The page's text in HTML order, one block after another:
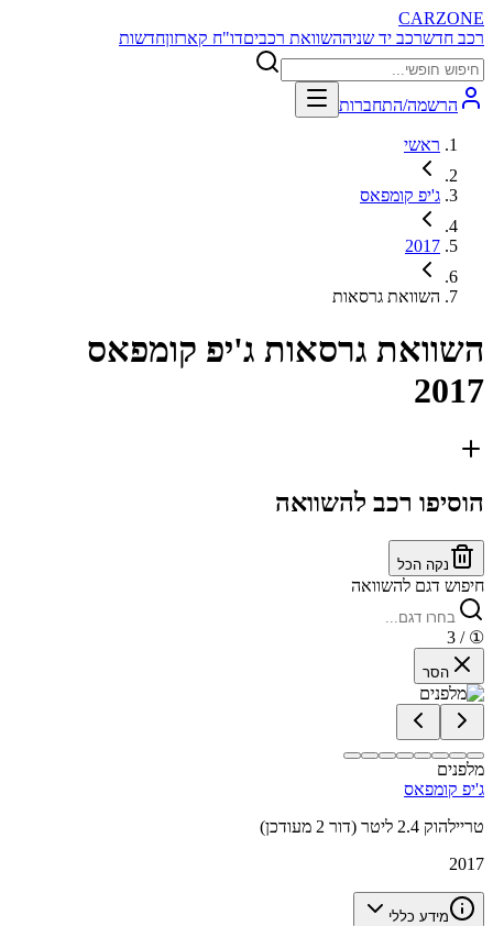
CARZONE
רכב חדשרכב יד שניההשוואת רכביםדו"ח קארזוןחדשות
הרשמה/התחברות
ראשי
ג'יפ קומפאס
2017
השוואת גרסאות
השוואת גרסאות ג'יפ קומפאס
2017
הוסיפו רכב להשוואה
נקה הכל
חיפוש דגם להשוואה
①
/ 3
הסר
מלפנים
ג'יפ קומפאס
טריילהוק 2.4 ליטר (דור 2 מעודכן)
2017
מידע כללי